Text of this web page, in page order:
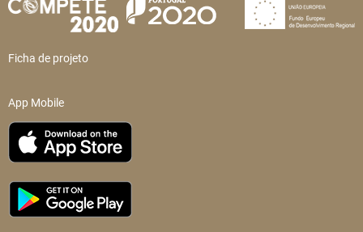
Ficha de projeto
App Mobile